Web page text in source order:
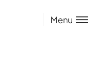
Menu